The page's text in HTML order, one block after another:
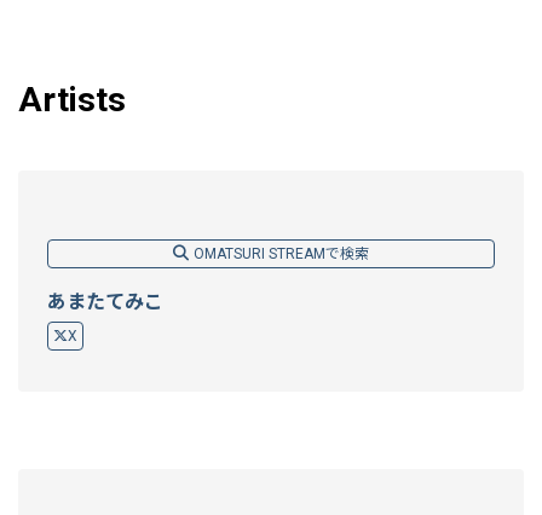
Artists
OMATSURI STREAMで検索
あまたてみこ
X